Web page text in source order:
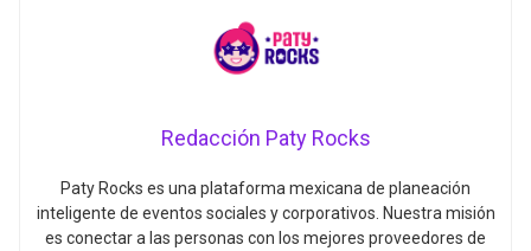
Redacción Paty Rocks
Paty Rocks es una plataforma mexicana de planeación
inteligente de eventos sociales y corporativos. Nuestra misión
es conectar a las personas con los mejores proveedores de